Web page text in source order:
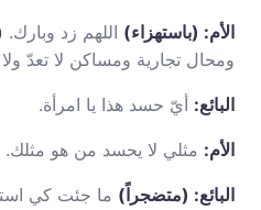
الأم: (باستهزاء) اللهم زد وبارك.
ومحال تجارية ومساكن لا تعدّ
البائع: أيّ حسد هذا يا امرأة.
الأم: مثلي لا يحسد من هو
البائع: (متضجراً) ما جئت كي